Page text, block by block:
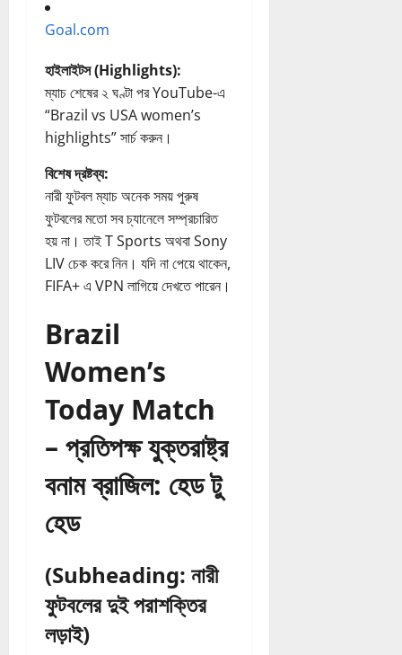
Goal.com
হাইলাইটস (Highlights):
ম্যাচ শেষের ২ ঘণ্টা পর YouTube-এ
“Brazil vs USA women’s
highlights” সার্চ করুন।
বিশেষ দ্রষ্টব্য:
নারী ফুটবল ম্যাচ অনেক সময় পুরুষ
ফুটবলের মতো সব চ্যানেলে সম্প্রচারিত
হয় না। তাই T Sports অথবা Sony
LIV চেক করে নিন। যদি না পেয়ে থাকেন,
FIFA+ এ VPN লাগিয়ে দেখতে পারেন।
Brazil
Women’s
Today Match
– প্রতিপক্ষ যুক্তরাষ্ট্র
বনাম ব্রাজিল: হেড টু
হেড
(Subheading: নারী
ফুটবলের দুই পরাশক্তির
লড়াই)